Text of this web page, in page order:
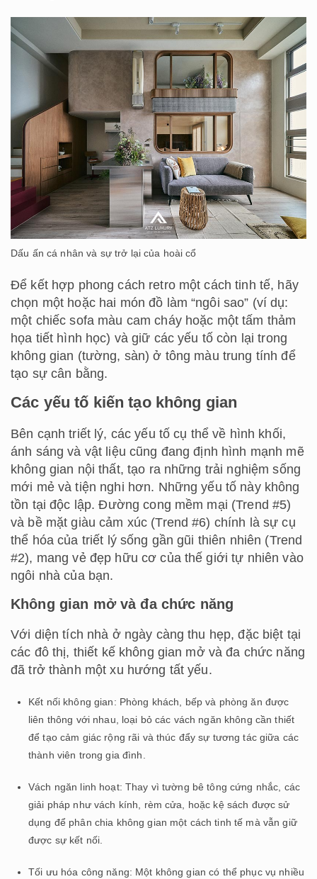
Dấu ấn cá nhân và sự trở lại của hoài cổ
Để kết hợp phong cách retro một cách tinh tế, hãy
chọn một hoặc hai món đồ làm “ngôi sao” (ví dụ:
một chiếc sofa màu cam cháy hoặc một tấm thảm
họa tiết hình học) và giữ các yếu tố còn lại trong
không gian (tường, sàn) ở tông màu trung tính để
tạo sự cân bằng.
Các yếu tố kiến tạo không gian
Bên cạnh triết lý, các yếu tố cụ thể về hình khối,
ánh sáng và vật liệu cũng đang định hình mạnh mẽ
không gian nội thất, tạo ra những trải nghiệm sống
mới mẻ và tiện nghi hơn. Những yếu tố này không
tồn tại độc lập. Đường cong mềm mại (Trend #5)
và bề mặt giàu cảm xúc (Trend #6) chính là sự cụ
thể hóa của triết lý sống gần gũi thiên nhiên (Trend
#2), mang vẻ đẹp hữu cơ của thế giới tự nhiên vào
ngôi nhà của bạn.
Không gian mở và đa chức năng
Với diện tích nhà ở ngày càng thu hẹp, đặc biệt tại
các đô thị, thiết kế không gian mở và đa chức năng
đã trở thành một xu hướng tất yếu.
Kết nối không gian: Phòng khách, bếp và phòng ăn được
liên thông với nhau, loại bỏ các vách ngăn không cần thiết
để tạo cảm giác rộng rãi và thúc đẩy sự tương tác giữa các
thành viên trong gia đình.
Vách ngăn linh hoạt: Thay vì tường bê tông cứng nhắc, các
giải pháp như vách kính, rèm cửa, hoặc kệ sách được sử
dụng để phân chia không gian một cách tinh tế mà vẫn giữ
được sự kết nối.
Tối ưu hóa công năng: Một không gian có thể phục vụ nhiều